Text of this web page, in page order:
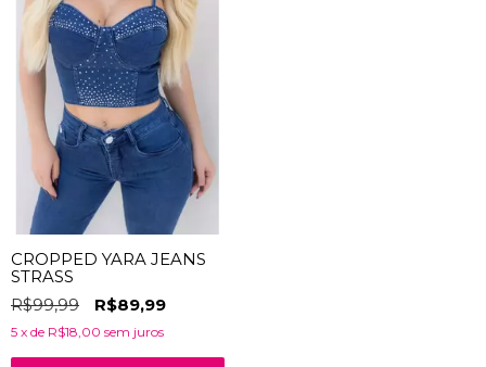
CROPPED YARA JEANS
STRASS
R$99,99
R$89,99
5 x de R$18,00 sem juros